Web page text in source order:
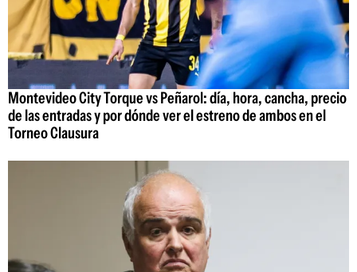
Montevideo City Torque vs Peñarol: día, hora, cancha, precio
de las entradas y por dónde ver el estreno de ambos en el
Torneo Clausura